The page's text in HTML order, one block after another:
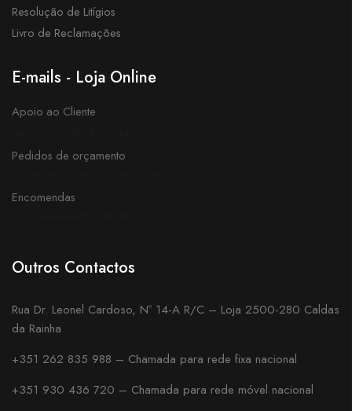
Resolução de Litígios
Livro de Reclamações
E-mails - Loja Online
Apoio ao Cliente
Pedidos de orçamento
Encomendas
Outros Contactos
Rua Dr. Leonel Cardoso, Nº 14-A R/C – Loja 2500-280 Caldas
da Rainha
+351 262 835 988 – Chamada para rede fixa nacional
+351 930 436 720 – Chamada para rede móvel nacional